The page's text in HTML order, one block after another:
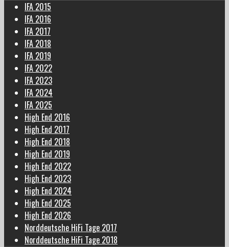
IFA 2015
IFA 2016
IFA 2017
IFA 2018
IFA 2019
IFA 2022
IFA 2023
IFA 2024
IFA 2025
High End 2016
High End 2017
High End 2018
High End 2019
High End 2022
High End 2023
High End 2024
High End 2025
High End 2026
Norddeutsche HiFi Tage 2017
Norddeutsche HiFi Tage 2018